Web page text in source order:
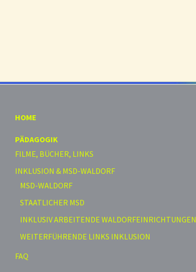
HOME
PÄDAGOGIK
FILME, BÜCHER, LINKS
INKLUSION & MSD-WALDORF
MSD-WALDORF
STAATLICHER MSD
INKLUSIV ARBEITENDE WALDORFEINRICHTUNGEN
WEITERFÜHRENDE LINKS INKLUSION
FAQ